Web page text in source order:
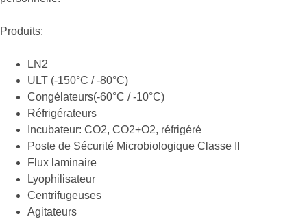
Produits:
LN2
ULT (-150°C / -80°C)
Congélateurs(-60°C / -10°C)
Réfrigérateurs
Incubateur: CO2, CO2+O2, réfrigéré
Poste de Sécurité Microbiologique Classe II
Flux laminaire
Lyophilisateur
Centrifugeuses
Agitateurs